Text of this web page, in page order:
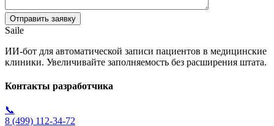
Saile
ИИ-бот для автоматической записи пациентов в медицинские
клиники. Увеличивайте заполняемость без расширения штата.
Контакты разработчика
📞
8 (499) 112-34-72